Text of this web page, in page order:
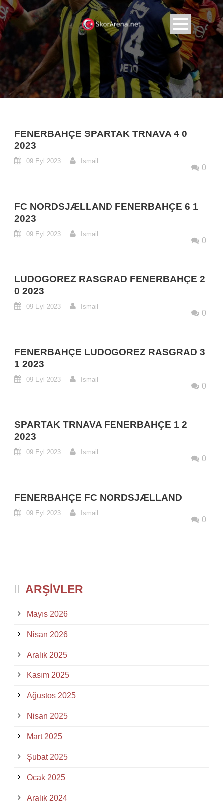
FENERBAHÇE SPARTAK TRNAVA 4 0
2023
09 Eyl 2023 Ismail
0
FC NORDSJÆLLAND FENERBAHÇE 6 1
2023
09 Eyl 2023 Ismail
0
LUDOGOREZ RASGRAD FENERBAHÇE 2
0 2023
09 Eyl 2023 Ismail
0
FENERBAHÇE LUDOGOREZ RASGRAD 3
1 2023
09 Eyl 2023 Ismail
0
SPARTAK TRNAVA FENERBAHÇE 1 2
2023
09 Eyl 2023 Ismail
0
FENERBAHÇE FC NORDSJÆLLAND
09 Eyl 2023 Ismail
0
ARŞIVLER
Mayıs 2026
Nisan 2026
Aralık 2025
Kasım 2025
Ağustos 2025
Nisan 2025
Mart 2025
Şubat 2025
Ocak 2025
Aralık 2024